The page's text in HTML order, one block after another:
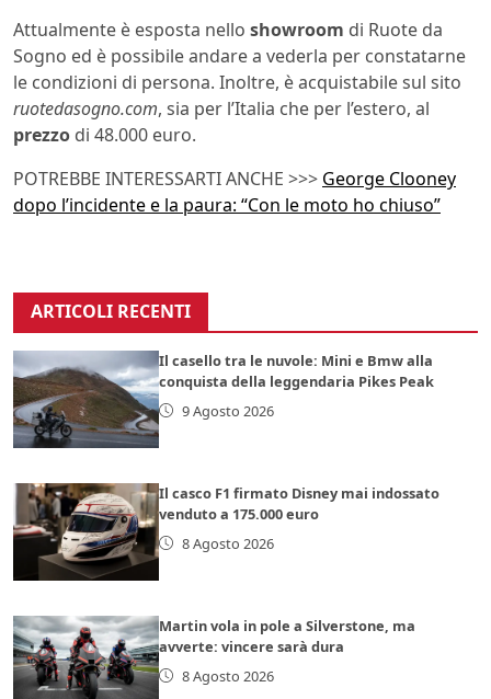
Attualmente è esposta nello showroom di Ruote da
Sogno ed è possibile andare a vederla per constatarne
le condizioni di persona. Inoltre, è acquistabile sul sito
ruotedasogno.com, sia per l’Italia che per l’estero, al
prezzo di 48.000 euro.
POTREBBE INTERESSARTI ANCHE >>> George Clooney
dopo l’incidente e la paura: “Con le moto ho chiuso”
ARTICOLI RECENTI
Il casello tra le nuvole: Mini e Bmw alla
conquista della leggendaria Pikes Peak
9 Agosto 2026
Il casco F1 firmato Disney mai indossato
venduto a 175.000 euro
8 Agosto 2026
Martin vola in pole a Silverstone, ma
avverte: vincere sarà dura
8 Agosto 2026